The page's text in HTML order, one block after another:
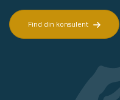
Find din konsulent